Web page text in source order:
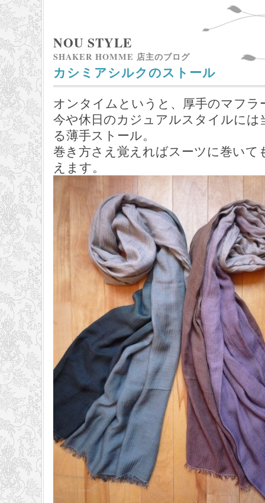
NOU STYLE
SHAKER HOMME 店主のブログ
カシミアシルクのストール
オンタイムというと、厚手のマフ
今や休日のカジュアルスタイルに
る薄手ストール。
巻き方さえ覚えればスーツに巻いて
えます。